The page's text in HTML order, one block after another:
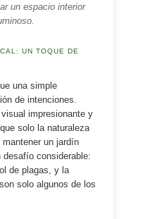
un espacio interior
UN TOQUE DE
una simple
de intenciones.
impresionante y
solo la naturaleza
un jardín
considerable:
de plagas, y la
solo algunos de los